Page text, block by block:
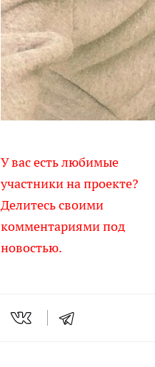
У вас есть любимые
участники на проекте?
Делитесь своими
комментариями под
новостью.